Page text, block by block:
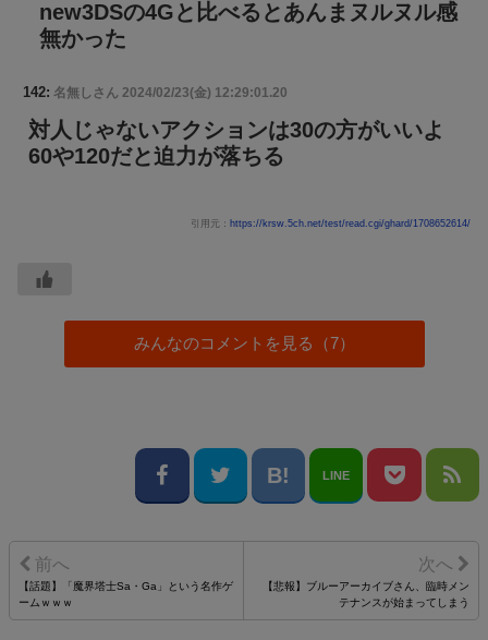
new3DSの4Gと比べるとあんまヌルヌル感
無かった
142: 名無しさん 2024/02/23(金) 12:29:01.20
対人じゃないアクションは30の方がいいよ
60や120だと迫力が落ちる
引用元： https://krsw.5ch.net/test/read.cgi/ghard/1708652614/
みんなのコメントを見る（7）
LINE
【話題】「魔界塔士Sa・Ga」という名作ゲ
ームｗｗｗ
【悲報】ブルーアーカイブさん、臨時メン
テナンスが始まってしまう